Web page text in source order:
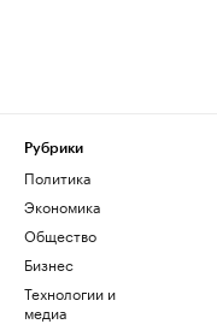
Рубрики
Политика
Экономика
Общество
Бизнес
Технологии и
медиа